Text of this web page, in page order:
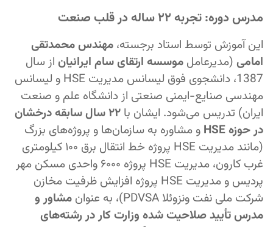
مدرس دوره: تجربه ۲۲ ساله در قلب صنعت
این آموزش توسط استاد برجسته، مهندس محمدتقی
امامی (مدیرعامل موسسه ارتقای سام ایرانیان از سال
1387، دانشجوی فوق لیسانس مدیریت HSE و لیسانس
مهندسی صنایع-ایمنی صنعتی از دانشگاه علم و صنعت
ایران) تدریس می‌شود. ایشان با
۲۲ سال سابقه درخشان
در حوزه HSE
و مشاوره به سازمان‌ها و پروژه‌های بزرگ
(مانند مدیریت HSE پروژه خط انتقال برق ۱۰۰ کیلومتری
غرب کارون، مدیریت HSE پروژه ۶۰۰۰ واحدی مسکن مهر
پردیس و مدیریت HSE پروژه افزایش ظرفیت مخازن
شرکت ملی نفت ونزوئلا PDVSA)، به عنوان
مشاور و
مدرس تأیید صلاحیت شده وزارت کار در رشته‌های